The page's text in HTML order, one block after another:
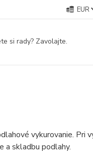
EUR
si rady? Zavolajte.
vykurovanie. Pri
a skladbu podlahy.